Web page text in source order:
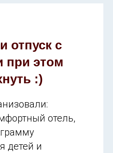
отпуск с
при этом
:)
отель,
детей и